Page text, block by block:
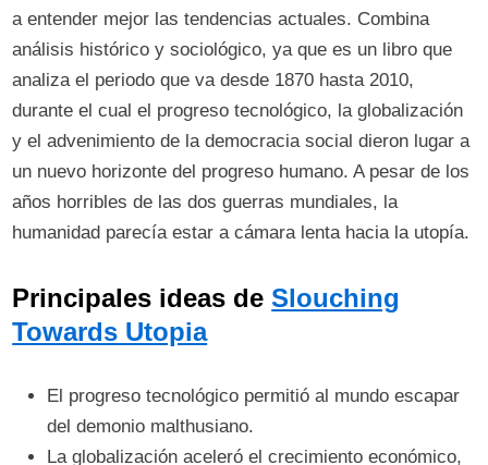
a entender mejor las tendencias actuales. Combina
análisis histórico y sociológico, ya que es un libro que
analiza el periodo que va desde 1870 hasta 2010,
durante el cual el progreso tecnológico, la globalización
y el advenimiento de la democracia social dieron lugar a
un nuevo horizonte del progreso humano. A pesar de los
años horribles de las dos guerras mundiales, la
humanidad parecía estar a cámara lenta hacia la utopía.
Principales ideas deSlouching
Towards Utopia
El progreso tecnológico permitió al mundo escapar
del demonio malthusiano.
La globalización aceleró el crecimiento económico,